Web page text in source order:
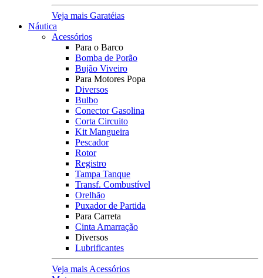
Veja mais Garatéias
Náutica
Acessórios
Para o Barco
Bomba de Porão
Bujão Viveiro
Para Motores Popa
Diversos
Bulbo
Conector Gasolina
Corta Circuito
Kit Mangueira
Pescador
Rotor
Registro
Tampa Tanque
Transf. Combustível
Orelhão
Puxador de Partida
Para Carreta
Cinta Amarração
Diversos
Lubrificantes
Veja mais Acessórios